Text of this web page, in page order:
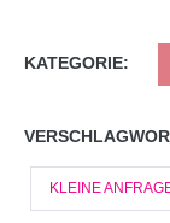
KATEGORIE:
KLEINE